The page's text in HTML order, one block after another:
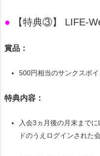
● 【特典③】 LIFE-
賞品：
500円相当のサンクスポイ
特典内容：
入会3ヵ月後の月末まで
ドのうえログインされた